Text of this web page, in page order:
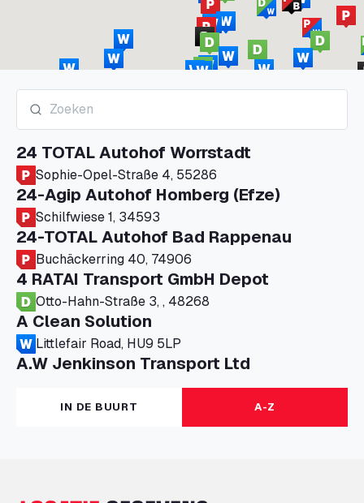
24 TOTAL Autohof Worrstadt
Sophie-Opel-Straße 4, 55286
24-Agip Autohof Homberg (Efze)
Schilfwiese 1, 34593
24-TOTAL Autohof Bad Rappenau
Buchäckerring 40, 74906
4 RATAI Transport GmbH Depot
Otto-Hahn-Straße 3, , 48268
A Clean Solution
Littlefair Road, HU9 5LP
A.W Jenkinson Transport Ltd
Progress House, ME11 5GA
A+G Nettetal - Depot Parking
Am Panneschopp 7, 41334
IN DE BUURT A-Z